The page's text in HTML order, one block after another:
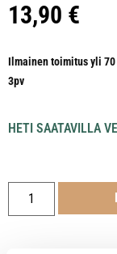
13,90 €
Ilmainen toimitus yli
3pv
HETI SAATAVILLA